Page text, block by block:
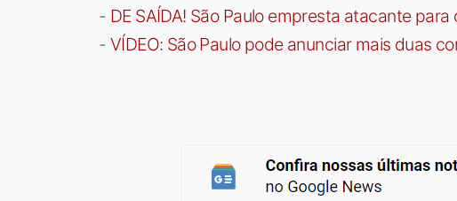
- DE SAÍDA! São Paulo empresta atacante para
- VÍDEO: São Paulo pode anunciar mais duas